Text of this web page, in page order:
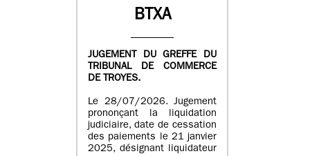
BTXA
JUGEMENT DU GREFFE DU
TRIBUNAL DE COMMERCE
DE TROYES.
Le 28/07/2026. Jugement
prononçant la liquidation
judiciaire, date de cessation
des paiements le 21 janvier
2025, désignant liquidateur